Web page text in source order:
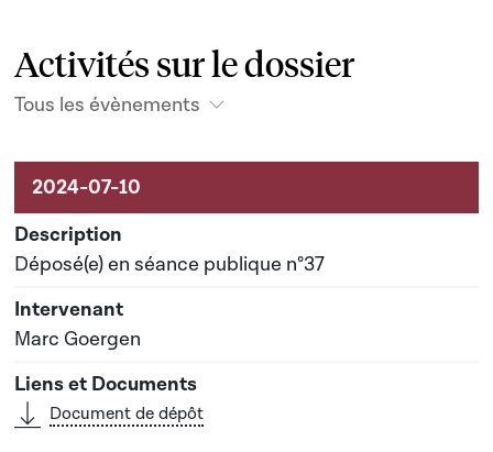
Activités sur le dossier
Tous les évènements
Activités sur le dossier
Déposé(e) en séance publique n°37
Marc Goergen
Document de dépôt